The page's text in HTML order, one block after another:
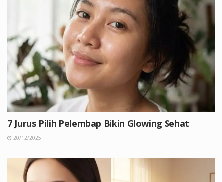
7 Jurus Pilih Pelembap Bikin Glowing Sehat
20/12/2025